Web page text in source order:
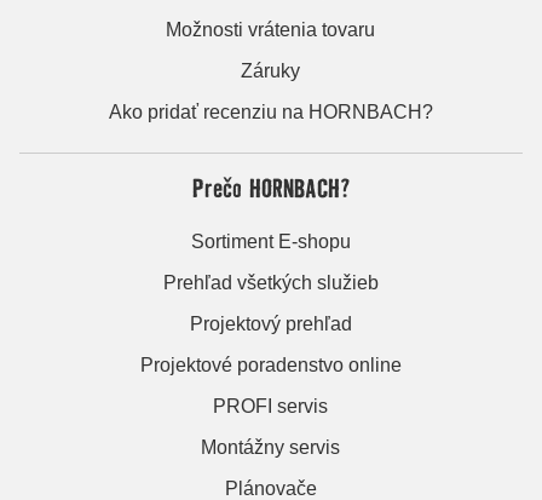
Možnosti vrátenia tovaru
Záruky
Ako pridať recenziu na HORNBACH?
Prečo HORNBACH?
Sortiment E-shopu
Prehľad všetkých služieb
Projektový prehľad
Projektové poradenstvo online
PROFI servis
Montážny servis
Plánovače